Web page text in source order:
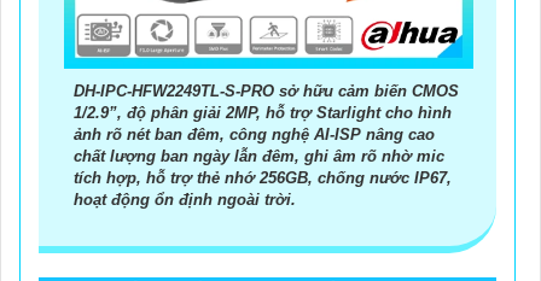
DH-IPC-HFW2249TL-S-PRO sở hữu cảm biến CMOS
1/2.9”, độ phân giải 2MP, hỗ trợ Starlight cho hình
ảnh rõ nét ban đêm, công nghệ AI-ISP nâng cao
chất lượng ban ngày lẫn đêm, ghi âm rõ nhờ mic
tích hợp, hỗ trợ thẻ nhớ 256GB, chống nước IP67,
hoạt động ổn định ngoài trời.